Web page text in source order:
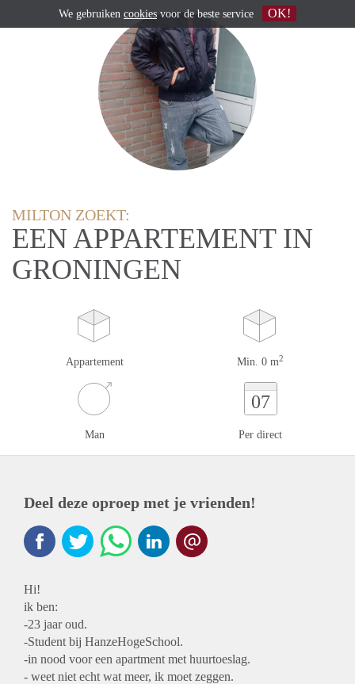
MILTON ZOEKT:
EEN APPARTEMENT IN
GRONINGEN
Appartement Min. 0 m2
Man
07
Per direct
Deel deze oproep met je vrienden!
Hi!
ik ben:
-23 jaar oud.
-Student bij HanzeHogeSchool.
-in nood voor een apartment met huurtoeslag.
- weet niet echt wat meer, ik moet zeggen.
We gebruiken cookies voor de beste service OK!